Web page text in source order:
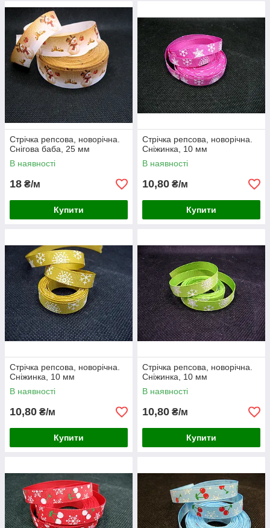
Стрічка репсова, новорічна.
Снігова баба, 25 мм
В наявності
18 ₴/м
Купити
Стрічка репсова, новорічна.
Сніжинка, 10 мм
В наявності
10,80 ₴/м
Купити
Стрічка репсова, новорічна.
Сніжинка, 10 мм
В наявності
10,80 ₴/м
Купити
Стрічка репсова, новорічна.
Сніжинка, 10 мм
В наявності
10,80 ₴/м
Купити